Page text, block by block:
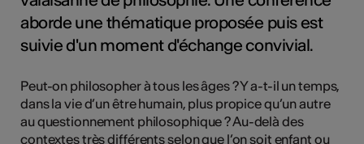
aborde une thématique proposée puis est
suivie d'un moment d'échange convivial.
Peut-on philosopher à tous les âges ? Y a-t-il un temps,
dans la vie d’un être humain, plus propice qu’un autre
au questionnement philosophique ? Au-delà des
contextes très différents selon que l’on soit enfant ou